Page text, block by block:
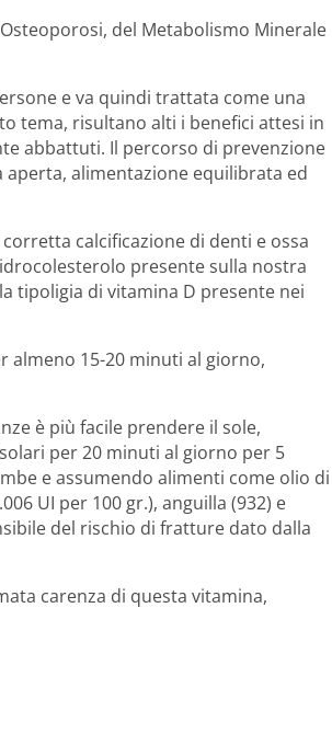
del Metabolismo Minerale
e va quindi trattata come una
tema, risultano alti i benefici attesi in
abbattuti. Il percorso di prevenzione
alimentazione equilibrata ed
calcificazione di denti e ossa
presente sulla nostra
tipoligia di vitamina D presente nei
almeno 15-20 minuti al giorno,
è più facile prendere il sole,
per 20 minuti al giorno per 5
e assumendo alimenti come olio di
UI per 100 gr.), anguilla (932) e
del rischio di fratture dato dalla
carenza di questa vitamina,